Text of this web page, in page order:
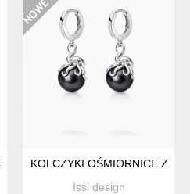
PERŁĄ- SREBRO
KOLCZYKI OŚMIORNICE Z
Issi design